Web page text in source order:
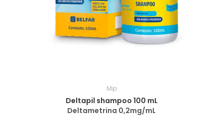
Mip
Deltapil shampoo 100 mL
Deltametrina 0,2mg/mL